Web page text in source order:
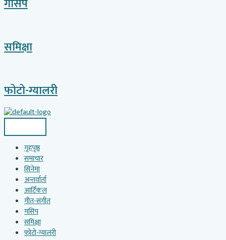
समिक्षा
फोटो-ग्यालरी
गृहपृष्ठ
समाचार
सिनेमा
अन्तर्वार्ता
आर्टिकल
गीत-संगीत
गसिप
समिक्षा
फोटो-ग्यालरी